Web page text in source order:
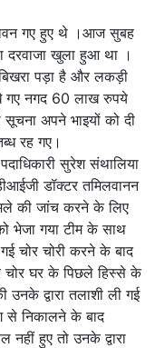
गए हुए थे ।आज सुबह
दरवाजा खुला हुआ था ।
पड़ा है और लकड़ी
गए नगद 60 लाख रुपये
अपने भाइयों को दी
रह गए।
सुरेश संथालिया
डॉक्टर तमिलवानन
की जांच करने के लिए
भेजा गया टीम के साथ
चोर चोरी करने के बाद
चोर घर के पिछले हिस्से के
द्वारा तलाशी ली गई
से निकालने के बाद
हुए तो उनके द्वारा